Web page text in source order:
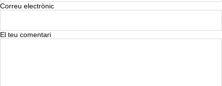
Correu electrònic
El teu comentari